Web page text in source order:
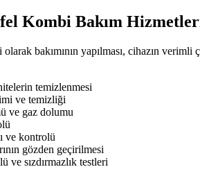
Kombi Bakım
bakımının yapılması, cihazın verimli
temizlenmesi
ve temizliği
ve gaz dolumu
ve kontrolü
gözden geçirilmesi
ve sızdırmazlık testleri